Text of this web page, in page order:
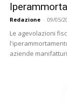
Redazione - 09/05/
Le agevolazioni
aziende